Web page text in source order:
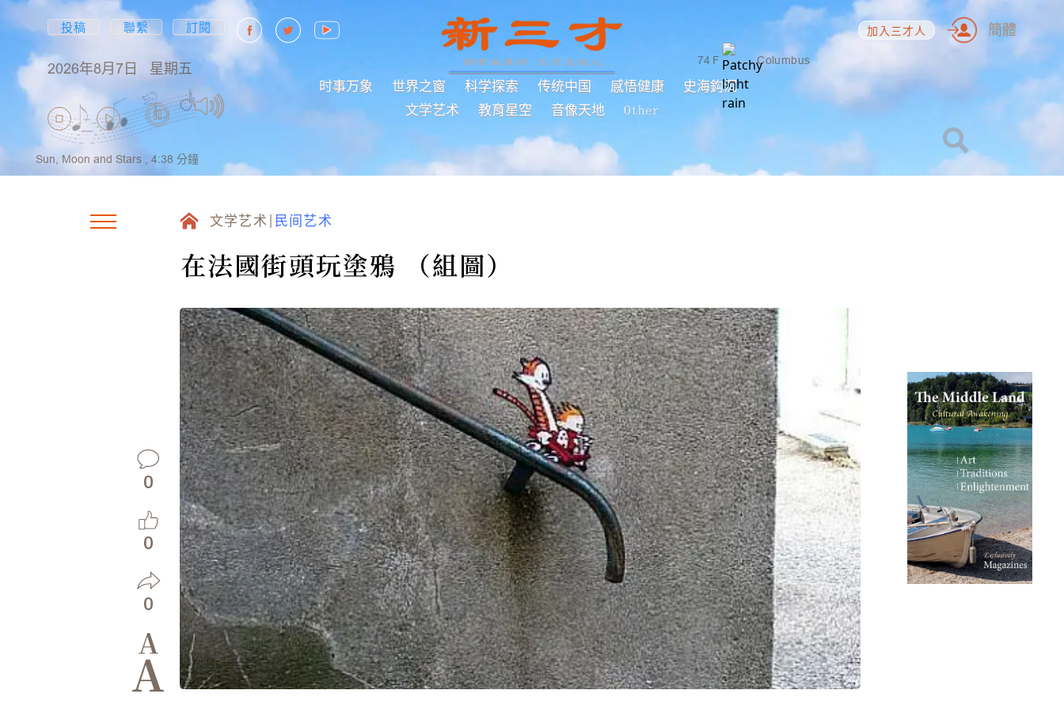
投稿 聯繫 訂閱
2026年8月7日 星期五 74 F Columbus
时事万象 世界之窗 科学探索 传统中国 感悟健康
史海鈎沉
文学艺术
教育星空 音像天地 Other
加入三才人 簡體
Sun, Moon and Stars , 4:38 分鐘
文学艺术 民间艺术
在法國街頭玩塗鴉 （組圖）
0
0
0
A
A